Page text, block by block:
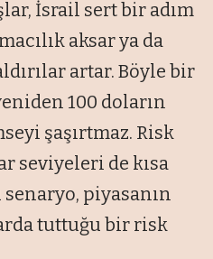
İsrail sert bir adım
aksar ya da
artar. Böyle bir
100 doların
şaşırtmaz. Risk
seviyeleri de kısa
piyasanın
tuttuğu bir risk